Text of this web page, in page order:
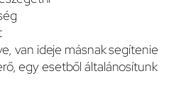
van ideje másnak segítenie
egy esetből általánosítunk